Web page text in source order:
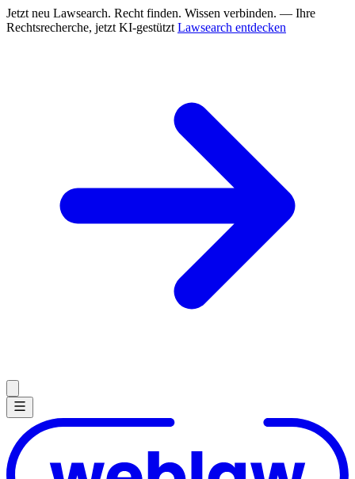
Jetzt neu Lawsearch. Recht finden. Wissen verbinden. — Ihre
Rechtsrecherche, jetzt KI-gestützt Lawsearch entdecken